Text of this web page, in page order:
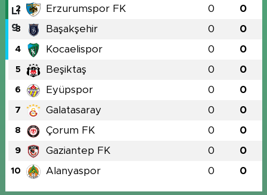
2 Erzurumspor FK 0 0
3 Başakşehir 0 0
4 Kocaelispor 0 0
5 Beşiktaş 0 0
6 Eyüpspor 0 0
7 Galatasaray 0 0
8 Çorum FK 0 0
9 Gaziantep FK 0 0
10 Alanyaspor 0 0